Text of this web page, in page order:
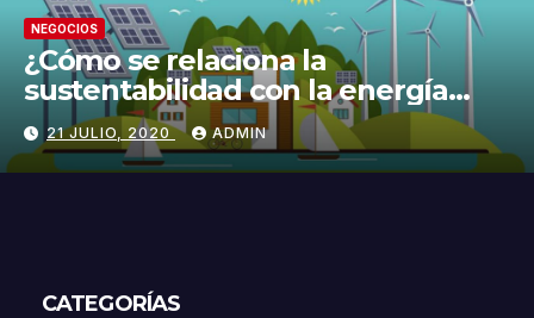
NEGOCIOS
¿Cómo se relaciona la
sustentabilidad con la energía
limpia y sustentable?
21 JULIO, 2020 ADMIN
CATEGORÍAS